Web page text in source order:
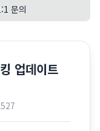
문의
업데이트